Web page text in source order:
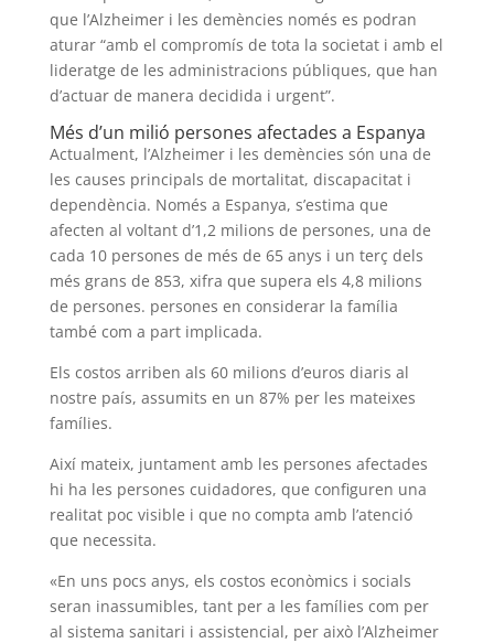
que l’Alzheimer i les demències només es podran
aturar “amb el compromís de tota la societat i amb el
lideratge de les administracions públiques, que han
d’actuar de manera decidida i urgent”.
Més d’un milió persones afectades a Espanya
Actualment, l’Alzheimer i les demències són una de
les causes principals de mortalitat, discapacitat i
dependència. Només a Espanya, s’estima que
afecten al voltant d’1,2 milions de persones, una de
cada 10 persones de més de 65 anys i un terç dels
més grans de 853, xifra que supera els 4,8 milions
de persones. persones en considerar la família
també com a part implicada.
Els costos arriben als 60 milions d’euros diaris al
nostre país, assumits en un 87% per les mateixes
famílies.
Així mateix, juntament amb les persones afectades
hi ha les persones cuidadores, que configuren una
realitat poc visible i que no compta amb l’atenció
que necessita.
«En uns pocs anys, els costos econòmics i socials
seran inassumibles, tant per a les famílies com per
al sistema sanitari i assistencial, per això l’Alzheimer